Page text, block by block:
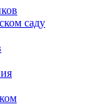
саду